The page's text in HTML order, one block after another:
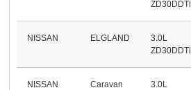
ZD30DDTi
NISSAN ELGLAND
3.0L
ZD30DDTi
NISSAN Caravan
3.0L